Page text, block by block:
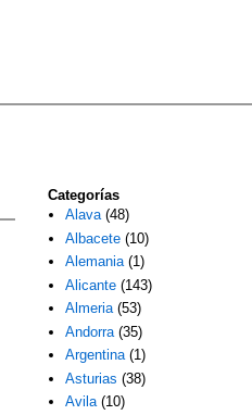
Categorías
Alava (48)
Albacete (10)
Alemania (1)
Alicante (143)
Almeria (53)
Andorra (35)
Argentina (1)
Asturias (38)
Avila (10)